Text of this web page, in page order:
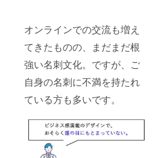
オンラインでの交流も増え
てきたものの、まだまだ根
強い名刺文化。ですが、ご
自身の名刺に不満を持たれ
ている方も多いです。